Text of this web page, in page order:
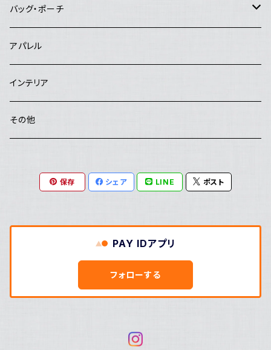
工房まる
はんぷ工房 結
studio COOKA
poRiff
大野素子
めいポタ 鈴木明美
ブローチ
ヘアピン
お茶碗
お皿
鉢
花器・置物・オブジェ
手ぬぐい
バッグ・ポーチ
バッグ
ポーチ
アパレル
インテリア
その他
保存 シェア LINE ポスト
PAY IDアプリ
フォローする